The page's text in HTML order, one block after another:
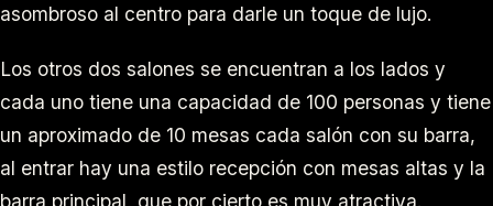
asombroso al centro para darle un toque de lujo.
Los otros dos salones se encuentran a los lados y
cada uno tiene una capacidad de 100 personas y tiene
un aproximado de 10 mesas cada salón con su barra,
al entrar hay una estilo recepción con mesas altas y la
barra principal, que por cierto es muy atractiva.